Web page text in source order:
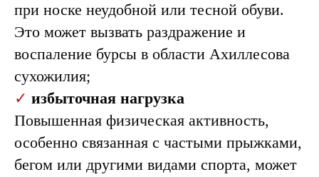
при носке неудобной или тесной обуви.
Это может вызвать раздражение и
воспаление бурсы в области Ахиллесова
сухожилия;
✓ избыточная нагрузка
Повышенная физическая активность,
особенно связанная с частыми прыжками,
бегом или другими видами спорта, может
Симптомы
болезни
Хаглунда